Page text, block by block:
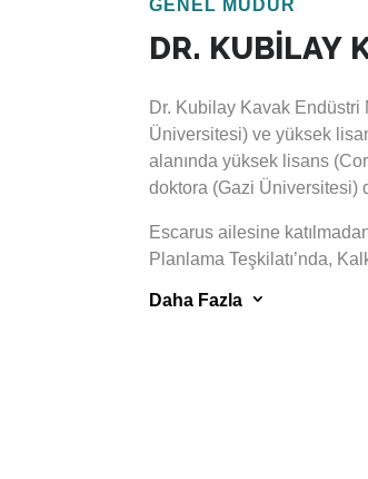
GENEL MÜDÜR
DR. KUBİLAY
Dr. Kubilay Kavak
Üniversitesi) ve yüksek
alanında yüksek lisans
doktora (Gazi Üniversitesi)
Escarus ailesine
Planlama Teşkilatı’nda,
kalkınma, projeksiyon ve
Enerji, iklim değişikliği,
çeşitli alanlarda
Daha Fazla 3